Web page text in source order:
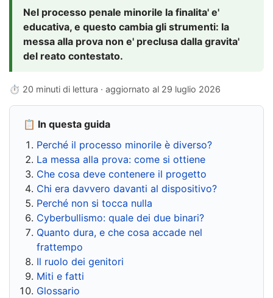
Nel processo penale minorile la finalita' e'
educativa, e questo cambia gli strumenti: la
messa alla prova non e' preclusa dalla gravita'
del reato contestato.
⏱ 20 minuti di lettura · aggiornato al 29 luglio 2026
📋 In questa guida
Perché il processo minorile è diverso?
La messa alla prova: come si ottiene
Che cosa deve contenere il progetto
Chi era davvero davanti al dispositivo?
Perché non si tocca nulla
Cyberbullismo: quale dei due binari?
Quanto dura, e che cosa accade nel
frattempo
Il ruolo dei genitori
Miti e fatti
Glossario